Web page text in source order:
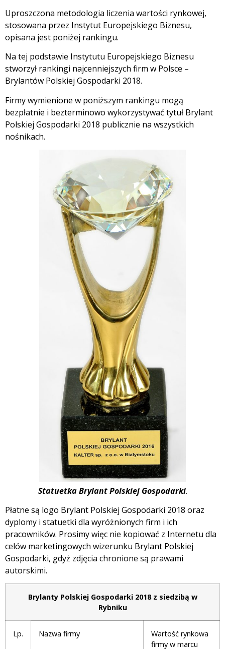
Uproszczona metodologia liczenia wartości rynkowej,
stosowana przez Instytut Europejskiego Biznesu,
opisana jest poniżej rankingu.
Na tej podstawie Instytutu Europejskiego Biznesu
stworzył rankingi najcenniejszych firm w Polsce –
Brylantów Polskiej Gospodarki 2018.
Firmy wymienione w poniższym rankingu mogą
bezpłatnie i bezterminowo wykorzystywać tytuł Brylant
Polskiej Gospodarki 2018 publicznie na wszystkich
nośnikach.
Statuetka Brylant Polskiej Gospodarki.
Płatne są logo Brylant Polskiej Gospodarki 2018 oraz
dyplomy i statuetki dla wyróżnionych firm i ich
pracowników. Prosimy więc nie kopiować z Internetu dla
celów marketingowych wizerunku Brylant Polskiej
Gospodarki, gdyż zdjęcia chronione są prawami
autorskimi.
Brylanty Polskiej Gospodarki 2018 z siedzibą w
Rybniku
Lp. Nazwa firmy
Wartość rynkowa
firmy w marcu